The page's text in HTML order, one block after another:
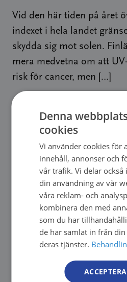
Vid den här tiden på året
indexet i hela landet
skydda sig mot solen.
mera medvetna om att
risk för cancer, men […]
→
| 04.06.2024
Coronaåren har inte ökat
– åtminstone inte än
Finlands Cancerregister
statistikrapporten Cancer
utvärderas för första
coronaviruspandemins
i cancer. Redan tidigare
Denna
cookies
Vi använder cookies för
innehåll, annonser och
vår trafik. Vi delar
din användning av vår
våra reklam- och
kombinera den med
som du har
de har samlat in från
deras tjänster.